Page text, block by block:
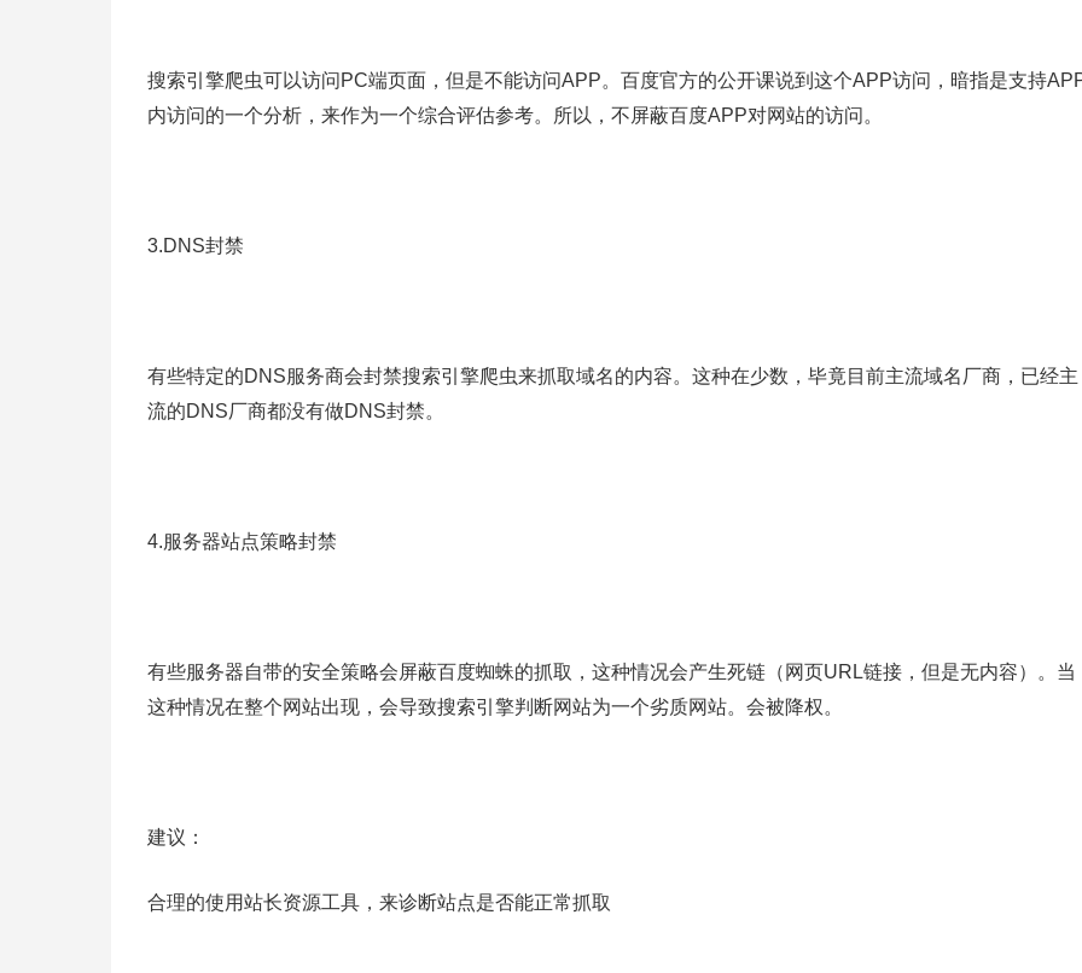
搜索引擎爬虫可以访问PC端页面，但是不能访问APP。百度官方的公开课说到这个APP访问，暗指是支持
内访问的一个分析，来作为一个综合评估参考。所以，不屏蔽百度APP对网站的访问。
3.DNS封禁
有些特定的DNS服务商会封禁搜索引擎爬虫来抓取域名的内容。这种在少数，毕竟目前主流域名厂商，已经主
流的DNS厂商都没有做DNS封禁。
4.服务器站点策略封禁
有些服务器自带的安全策略会屏蔽百度蜘蛛的抓取，这种情况会产生死链（网页URL链接，但是无内容）。当
这种情况在整个网站出现，会导致搜索引擎判断网站为一个劣质网站。会被降权。
建议：
合理的使用站长资源工具，来诊断站点是否能正常抓取